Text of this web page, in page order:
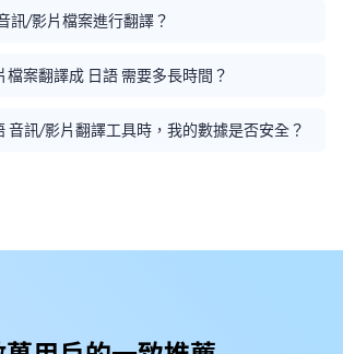
訊/影片檔案進行翻譯？
檔案翻譯成 日語 需要多長時間？
音訊/影片翻譯工具時，我的數據是否安全？